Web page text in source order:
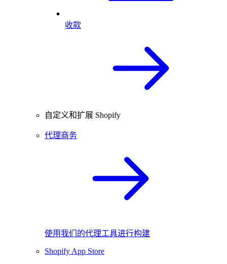
收款
自定义和扩展 Shopify
代理商务
使用我们的代理工具进行构建
Shopify App Store